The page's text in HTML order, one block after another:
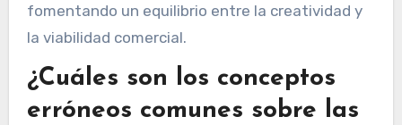
fomentando un equilibrio entre la creatividad y
la viabilidad comercial.
¿Cuáles son los conceptos
erróneos comunes sobre las